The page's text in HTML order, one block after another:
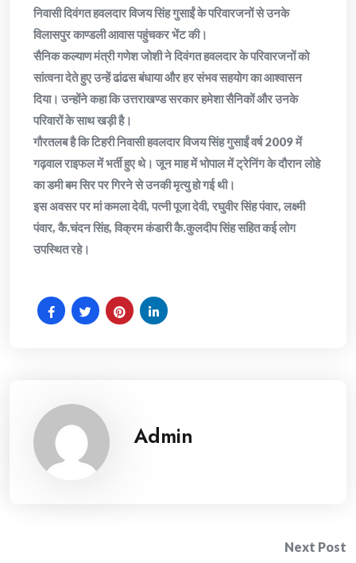
निवासी दिवंगत हवलदार विजय सिंह गुसाईं के परिवारजनों से उनके
विलासपुर काण्डली आवास पहुंचकर भेंट की।
सैनिक कल्याण मंत्री गणेश जोशी ने दिवंगत हवलदार के परिवारजनों को
सांत्वना देते हुए उन्हें ढांढस बंधाया और हर संभव सहयोग का आश्वासन
दिया। उन्होंने कहा कि उत्तराखण्ड सरकार हमेशा सैनिकों और उनके
परिवारों के साथ खड़ी है।
गौरतलब है कि टिहरी निवासी हवलदार विजय सिंह गुसाईं वर्ष 2009 में
गढ़वाल राइफल में भर्ती हुए थे। जून माह में भोपाल में ट्रेनिंग के दौरान लोहे
का डमी बम सिर पर गिरने से उनकी मृत्यु हो गई थी।
इस अवसर पर मां कमला देवी, पत्नी पूजा देवी, रघुवीर सिंह पंवार, लक्ष्मी
पंवार, कै.चंदन सिंह, विक्रम कंडारी कै.कुलदीप सिंह सहित कई लोग
उपस्थित रहे।
Admin
Next Post